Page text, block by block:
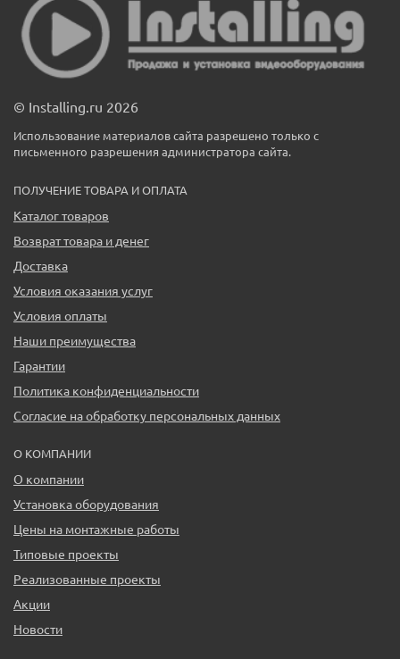
© Installing.ru 2026
Использование материалов сайта разрешено только с
письменного разрешения администратора сайта.
ПОЛУЧЕНИЕ ТОВАРА И ОПЛАТА
Каталог товаров
Возврат товара и денег
Доставка
Условия оказания услуг
Условия оплаты
Наши преимущества
Гарантии
Политика конфиденциальности
Согласие на обработку персональных данных
О КОМПАНИИ
О компании
Установка оборудования
Цены на монтажные работы
Типовые проекты
Реализованные проекты
Акции
Новости